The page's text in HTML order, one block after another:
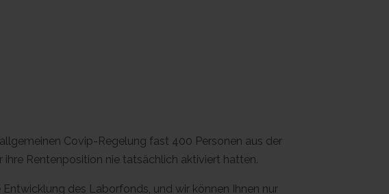
Covip-Regelung fast 400 Personen aus der
Rentenposition nie tatsächlich aktiviert hatten.
des Laborfonds, und wir können Ihnen nur